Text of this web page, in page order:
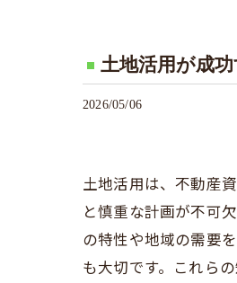
土地活用が成
2026/05/06
土地活用は、不動産
と慎重な計画が不可
の特性や地域の需要
も大切です。これら